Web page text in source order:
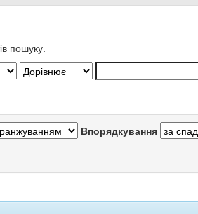
пошуку.
Впорядкування